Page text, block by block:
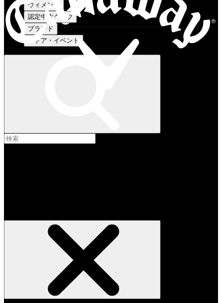
ウィメンズ
認定中古クラブ
ブランド
ストア・イベント